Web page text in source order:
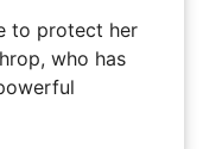
to protect her
who has